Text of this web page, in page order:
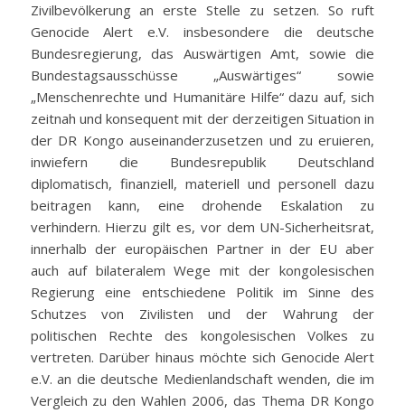
Zivilbevölkerung an erste Stelle zu setzen. So ruft
Genocide Alert e.V. insbesondere die deutsche
Bundesregierung, das Auswärtigen Amt, sowie die
Bundestagsausschüsse „Auswärtiges“ sowie
„Menschenrechte und Humanitäre Hilfe“ dazu auf, sich
zeitnah und konsequent mit der derzeitigen Situation in
der DR Kongo auseinanderzusetzen und zu eruieren,
inwiefern die Bundesrepublik Deutschland
diplomatisch, finanziell, materiell und personell dazu
beitragen kann, eine drohende Eskalation zu
verhindern. Hierzu gilt es, vor dem UN-Sicherheitsrat,
innerhalb der europäischen Partner in der EU aber
auch auf bilateralem Wege mit der kongolesischen
Regierung eine entschiedene Politik im Sinne des
Schutzes von Zivilisten und der Wahrung der
politischen Rechte des kongolesischen Volkes zu
vertreten. Darüber hinaus möchte sich Genocide Alert
e.V. an die deutsche Medienlandschaft wenden, die im
Vergleich zu den Wahlen 2006, das Thema DR Kongo